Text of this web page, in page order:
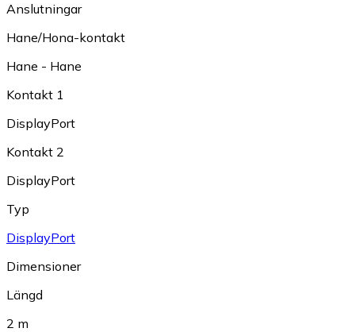
Anslutningar
Hane/Hona-kontakt
Hane - Hane
Kontakt 1
DisplayPort
Kontakt 2
DisplayPort
Typ
DisplayPort
Dimensioner
Längd
2 m